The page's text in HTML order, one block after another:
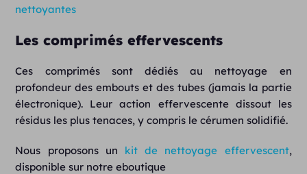
nettoyantes
Les comprimés effervescents
Ces comprimés sont dédiés au nettoyage en
profondeur des embouts et des tubes (jamais la partie
électronique). Leur action effervescente dissout les
résidus les plus tenaces, y compris le cérumen solidifié.
Nous proposons un kit de nettoyage effervescent,
disponible sur notre eboutique